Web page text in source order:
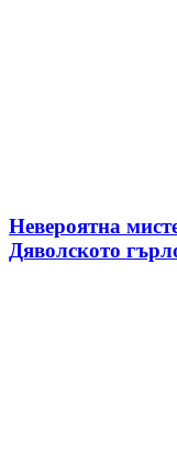
Невероятна
Дяволското